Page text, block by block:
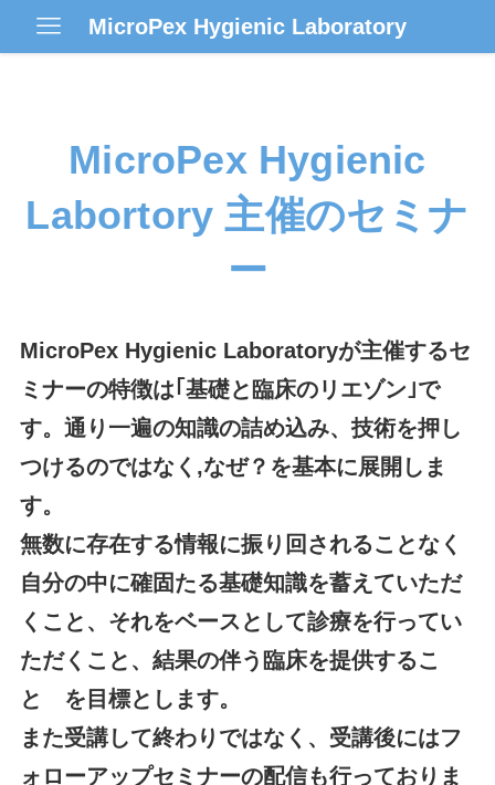
MicroPe​x Hygienic Laboratory
MicroPex Hygienic
Labortory 主催のセミナ
ー
MicroPex Hygienic Laboratoryが主催するセ
ミナーの特徴は｢基礎と臨床のリエゾン｣で
す。通り一遍の知識の詰め込み、技術を押し
つけるのではなく,なぜ？を基本に展開しま
す。
無数に存在する情報に振り回されることなく
自分の中に確固たる基礎知識を蓄えていただ
くこと、それをベースとして診療を行ってい
ただくこと、結果の伴う臨床を提供するこ
と を目標とします。
また受講して終わりではなく、受講後にはフ
ォローアップセミナーの配信も行っておりま